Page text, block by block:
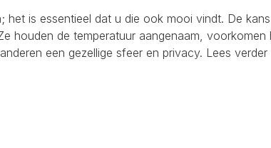
het is essentieel dat u die ook mooi vindt. De
houden de temperatuur aangenaam, voorkomen
een gezellige sfeer en privacy. Lees verder